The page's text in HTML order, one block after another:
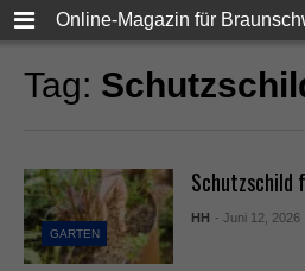
Online-Magazin für
Tag:
GARTEN
Schutzschild
HH - Juni 12, 2026